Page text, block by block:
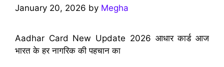
January 20, 2026 by Megha
Aadhar Card New Update 2026 आधार कार्ड आज
भारत के हर नागरिक की पहचान का